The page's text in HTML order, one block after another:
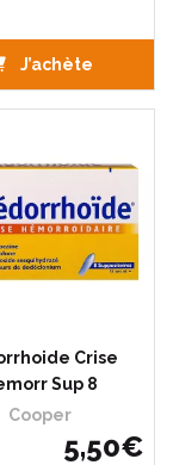
J’achète
Crise
Sup 8
Cooper
5,50€